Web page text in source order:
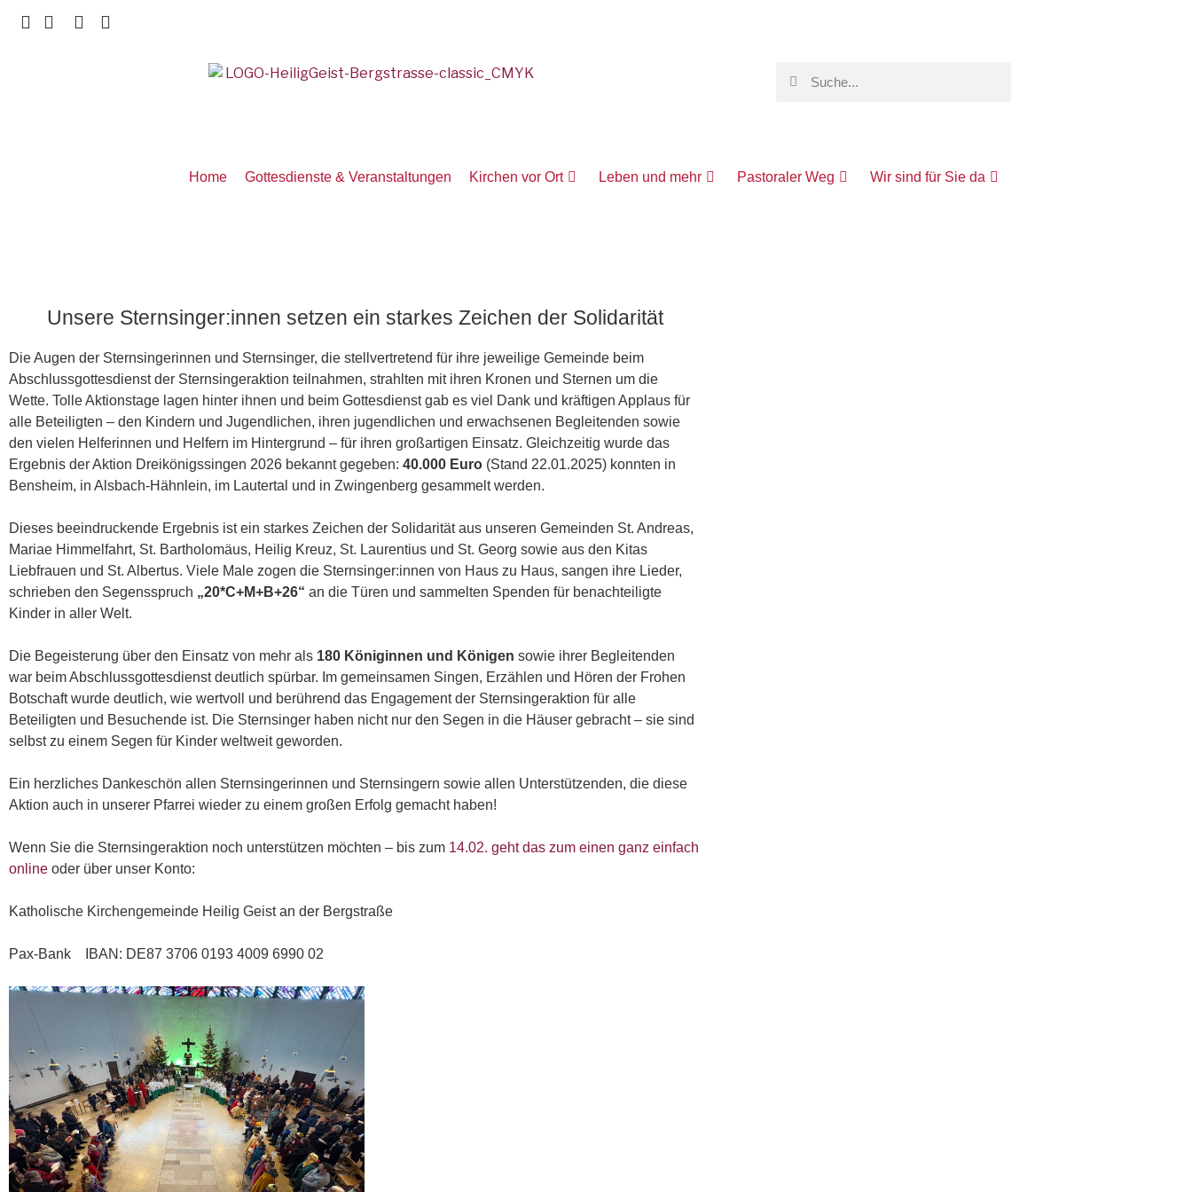
Home Gottesdienste & Veranstaltungen Kirchen vor Ort Leben und mehr Pastoraler Weg Wir sind für Sie da
Unsere Sternsinger:innen setzen ein starkes Zeichen der Solidarität
Die Augen der Sternsingerinnen und Sternsinger, die stellvertretend für ihre jeweilige Gemeinde beim
Abschlussgottesdienst der Sternsingeraktion teilnahmen, strahlten mit ihren Kronen und Sternen um die
Wette. Tolle Aktionstage lagen hinter ihnen und beim Gottesdienst gab es viel Dank und kräftigen Applaus für
alle Beteiligten – den Kindern und Jugendlichen, ihren jugendlichen und erwachsenen Begleitenden sowie
den vielen Helferinnen und Helfern im Hintergrund – für ihren großartigen Einsatz. Gleichzeitig wurde das
Ergebnis der Aktion Dreikönigssingen 2026 bekannt gegeben: 40.000 Euro (Stand 22.01.2025) konnten in
Bensheim, in Alsbach-Hähnlein, im Lautertal und in Zwingenberg gesammelt werden.
Dieses beeindruckende Ergebnis ist ein starkes Zeichen der Solidarität aus unseren Gemeinden St. Andreas,
Mariae Himmelfahrt, St. Bartholomäus, Heilig Kreuz, St. Laurentius und St. Georg sowie aus den Kitas
Liebfrauen und St. Albertus. Viele Male zogen die Sternsinger:innen von Haus zu Haus, sangen ihre Lieder,
schrieben den Segensspruch „20*C+M+B+26“ an die Türen und sammelten Spenden für benachteiligte
Kinder in aller Welt.
Die Begeisterung über den Einsatz von mehr als 180 Königinnen und Königen sowie ihrer Begleitenden
war beim Abschlussgottesdienst deutlich spürbar. Im gemeinsamen Singen, Erzählen und Hören der Frohen
Botschaft wurde deutlich, wie wertvoll und berührend das Engagement der Sternsingeraktion für alle
Beteiligten und Besuchende ist. Die Sternsinger haben nicht nur den Segen in die Häuser gebracht – sie sind
selbst zu einem Segen für Kinder weltweit geworden.
Ein herzliches Dankeschön allen Sternsingerinnen und Sternsingern sowie allen Unterstützenden, die diese
Aktion auch in unserer Pfarrei wieder zu einem großen Erfolg gemacht haben!
Wenn Sie die Sternsingeraktion noch unterstützen möchten – bis zum 14.02. geht das zum einen ganz einfach
online oder über unser Konto:
Katholische Kirchengemeinde Heilig Geist an der Bergstraße
Pax-Bank IBAN: DE87 3706 0193 4009 6990 02